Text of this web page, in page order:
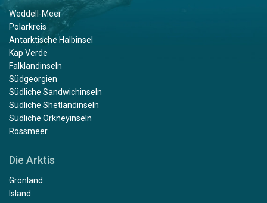
Weddell-Meer
Polarkreis
Antarktische Halbinsel
Kap Verde
Falklandinseln
Südgeorgien
Südliche Sandwichinseln
Südliche Shetlandinseln
Südliche Orkneyinseln
Rossmeer
Die Arktis
Grönland
Island